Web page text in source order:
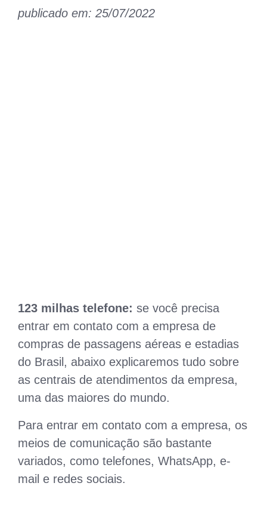
publicado em: 25/07/2022
123 milhas telefone: se você precisa
entrar em contato com a empresa de
compras de passagens aéreas e estadias
do Brasil, abaixo explicaremos tudo sobre
as centrais de atendimentos da empresa,
uma das maiores do mundo.
Para entrar em contato com a empresa, os
meios de comunicação são bastante
variados, como telefones, WhatsApp, e-
mail e redes sociais.